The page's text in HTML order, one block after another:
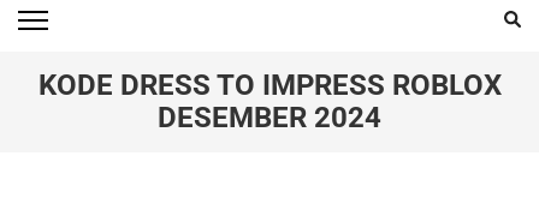
KODE DRESS TO IMPRESS ROBLOX
DESEMBER 2024